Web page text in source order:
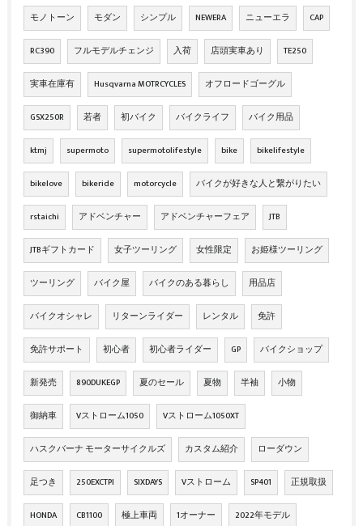
モノトーン モダン シンプル NEWERA ニューエラ CAP
RC390 フルモデルチェンジ 入荷 店頭実車あり TE250
実車在庫有 Husqvarna MOTRCYCLES オフロードゴーグル
GSX250R 若者 初バイク バイクライフ バイク用品
ktmj supermoto supermotolifestyle bike bikelifestyle
bikelove bikeride motorcycle バイクが好きな人と繋がりたい
rstaichi アドベンチャー アドベンチャーフェア JTB
JTBギフトカード 女子ツーリング 女性限定 お姫様ツーリング
ツーリング バイク屋 バイクのある暮らし 用品店
バイクオシャレ リターンライダー レンタル 免許
免許サポート 初心者 初心者ライダー GP バイクショップ
新発売 890DUKEGP 夏のセール 夏物 半袖 小物
御納車 Vストローム1050 Vストローム1050XT
ハスクバーナ モーターサイクルズ カスタム紹介 ローダウン
足つき 250EXCTPI SIXDAYS Vストローム SP401 正規取扱
HONDA CB1100 極上車両 1オーナー 2022年モデル